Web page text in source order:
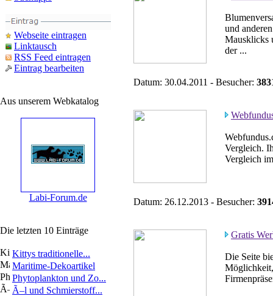
Webseite eintragen
Linktausch
RSS Feed eintragen
Eintrag bearbeiten
Aus unserem Webkatalog
Labi-Forum.de
Die letzten 10 Einträge
Kittys traditionelle...
Maritime-Dekoartikel
Phytoplankton und Zo...
Ã–l und Schmierstoff...
und
Mausklicks
der ...
Datum: 30.04.2011 - Besucher:
Vergleich.
Vergleich
Datum: 26.12.2013 - Besucher:
Gratis
Die Seite